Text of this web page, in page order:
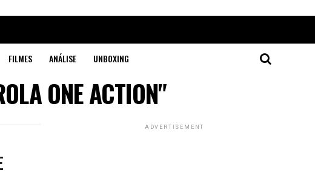
FILMES ANÁLISE UNBOXING
ONE ACTION"
ADVERTISEMENT